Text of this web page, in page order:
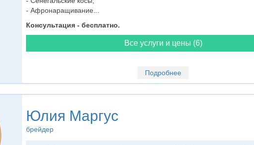
- Афронаращивание...
Консультация - бесплатно.
Все услуги и цены (6)
Подробнее
Юлия Маргус
брейдер